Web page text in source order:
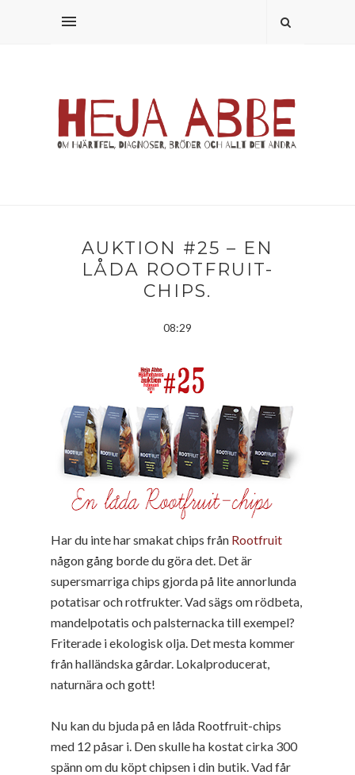
AUKTION #25 – EN
LÅDA ROOTFRUIT-
CHIPS.
08:29
Har du inte har smakat chips från Rootfruit
någon gång borde du göra det. Det är
supersmarriga chips gjorda på lite annorlunda
potatisar och rotfrukter. Vad sägs om rödbeta,
mandelpotatis och palsternacka till exempel?
Friterade i ekologisk olja. Det mesta kommer
från halländska gårdar. Lokalproducerat,
naturnära och gott!
Nu kan du bjuda på en låda Rootfruit-chips
med 12 påsar i. Den skulle ha kostat cirka 300
spänn om du köpt chipsen i din butik. Vad får